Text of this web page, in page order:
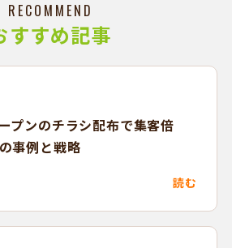
RECOMMEND
すすめ記事
プンのチラシ配布で集客倍
事例と戦略
読む